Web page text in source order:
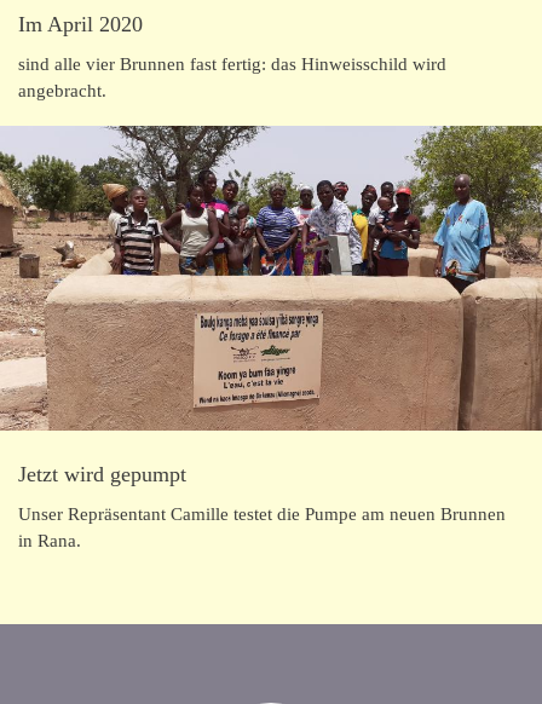
Im April 2020
sind alle vier Brunnen fast fertig: das Hinweisschild wird
angebracht.
Jetzt wird gepumpt
Unser Repräsentant Camille testet die Pumpe am neuen Brunnen
in Rana.